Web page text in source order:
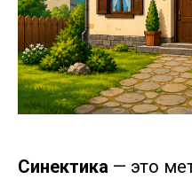
Синектика — это